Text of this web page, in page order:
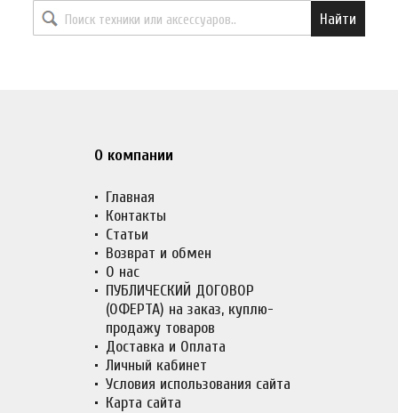
Найти
О компании
Главная
Контакты
Статьи
Возврат и обмен
О нас
ПУБЛИЧЕСКИЙ ДОГОВОР
(ОФЕРТА) на заказ, куплю-
продажу товаров
Доставка и Оплата
Личный кабинет
Условия использования сайта
Карта сайта